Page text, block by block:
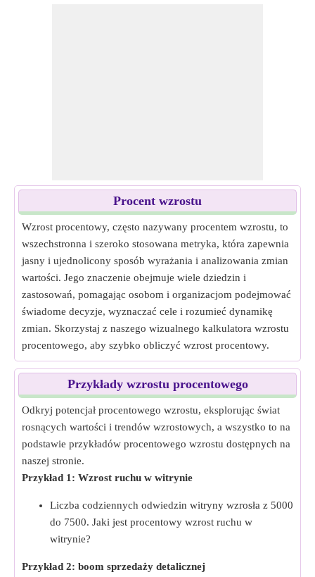
Procent wzrostu
Wzrost procentowy, często nazywany procentem wzrostu, to
wszechstronna i szeroko stosowana metryka, która zapewnia
jasny i ujednolicony sposób wyrażania i analizowania zmian
wartości. Jego znaczenie obejmuje wiele dziedzin i
zastosowań, pomagając osobom i organizacjom podejmować
świadome decyzje, wyznaczać cele i rozumieć dynamikę
zmian. Skorzystaj z naszego wizualnego kalkulatora wzrostu
procentowego, aby szybko obliczyć wzrost procentowy.
Przykłady wzrostu procentowego
Odkryj potencjał procentowego wzrostu, eksplorując świat
rosnących wartości i trendów wzrostowych, a wszystko to na
podstawie przykładów procentowego wzrostu dostępnych na
naszej stronie.
Przykład 1: Wzrost ruchu w witrynie
Liczba codziennych odwiedzin witryny wzrosła z 5000
do 7500. Jaki jest procentowy wzrost ruchu w
witrynie?
Przykład 2: boom sprzedaży detalicznej